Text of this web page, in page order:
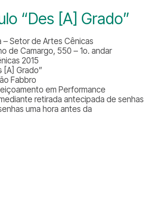
“Des [A] Grado”
– Setor de Artes Cênicas
de Camargo, 550 – 1o. andar
2015
[A] Grado”
Fabbro
em Performance
retirada antecipada de senhas
uma hora antes da